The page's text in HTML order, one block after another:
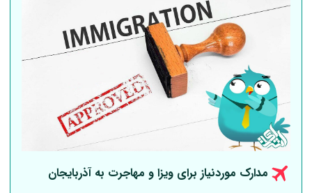
مدارک موردنیاز برای ویزا و مهاجرت به آذربایجان